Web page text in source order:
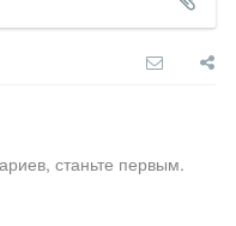
станьте первым.